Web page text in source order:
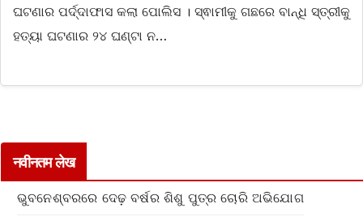
ଘଟଣାର ପର୍ଦ୍ଦାଫାସ କଲା ପୋଲିସ । ସ୍ଵାମୀକୁ ଗଛରେ ବାନ୍ଧି ସ୍ତ୍ରୀକୁ
ହତ୍ୟା ଘଟଣାର ୨୪ ଘଣ୍ଟା ନ…
नवीनतम लेख
ଭୁବନେଶ୍ବରରେ ଦେଢ଼ ବର୍ଷର ଶିଶୁ ପୁତ୍ର ଚୋରି ଅଭିଯୋଗ